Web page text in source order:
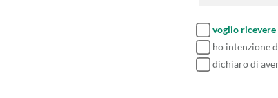
voglio ricevere
ho intenzione
dichiaro di